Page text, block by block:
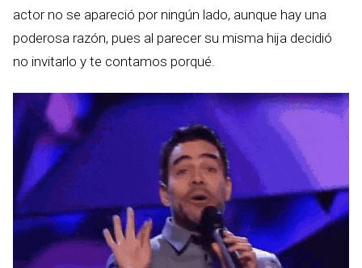
actor no se apareció por ningún lado, aunque hay una
poderosa razón, pues al parecer su misma hija decidió
no invitarlo y te contamos porqué.